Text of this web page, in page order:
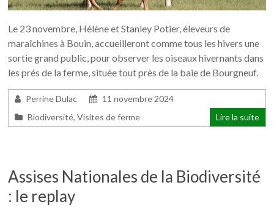
Le 23 novembre, Hélène et Stanley Potier, éleveurs de
maraîchines à Bouin, accueilleront comme tous les hivers une
sortie grand public, pour observer les oiseaux hivernants dans
les prés de la ferme, située tout près de la baie de Bourgneuf.
Perrine Dulac
11 novembre 2024
Biodiversité,Visites de ferme Lire la suite
Assises Nationales de la Biodiversité
: le replay